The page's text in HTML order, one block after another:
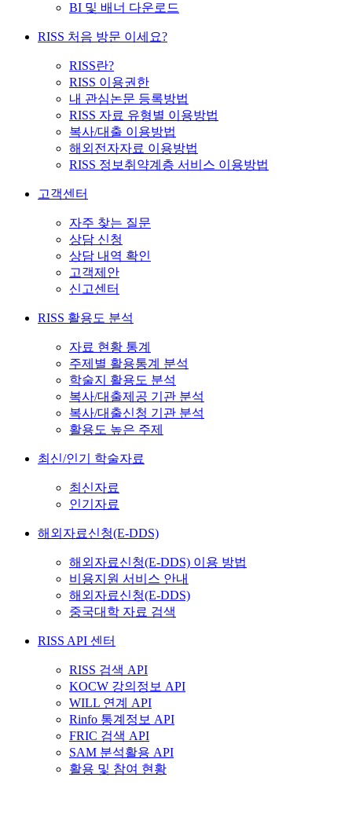
BI 및 배너 다운로드
RISS 처음 방문 이세요?
RISS란?
RISS 이용권한
내 관심논문 등록방법
RISS 자료 유형별 이용방법
복사/대출 이용방법
해외전자자료 이용방법
RISS 정보취약계층 서비스 이용방법
고객센터
자주 찾는 질문
상담 신청
상담 내역 확인
고객제안
신고센터
RISS 활용도 분석
자료 현황 통계
주제별 활용통계 분석
학술지 활용도 분석
복사/대출제공 기관 분석
복사/대출신청 기관 분석
활용도 높은 주제
최신/인기 학술자료
최신자료
인기자료
해외자료신청(E-DDS)
해외자료신청(E-DDS) 이용 방법
비용지원 서비스 안내
해외자료신청(E-DDS)
중국대학 자료 검색
RISS API 센터
RISS 검색 API
KOCW 강의정보 API
WILL 연계 API
Rinfo 통계정보 API
FRIC 검색 API
SAM 분석활용 API
활용 및 참여 현황